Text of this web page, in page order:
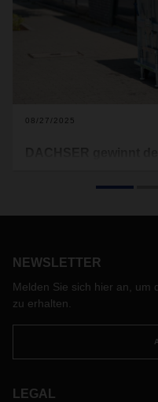
08/27/2025
Materialfluss
DACHSER ist für seine
worden. Das neuartige
Stückgutlogistik, das sich
Belieferung in den
NEWSLETTER
Melden Sie sich hier an, um
zu erhalten.
LEGAL